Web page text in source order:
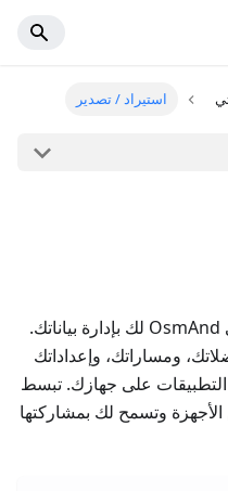
استيراد / تصدير
في OsmAnd لك بإدارة بياناتك.
ومساراتك، وإعداداتك
على جهازك. تبسط
الأجهزة وتسمح لك بمشاركتها